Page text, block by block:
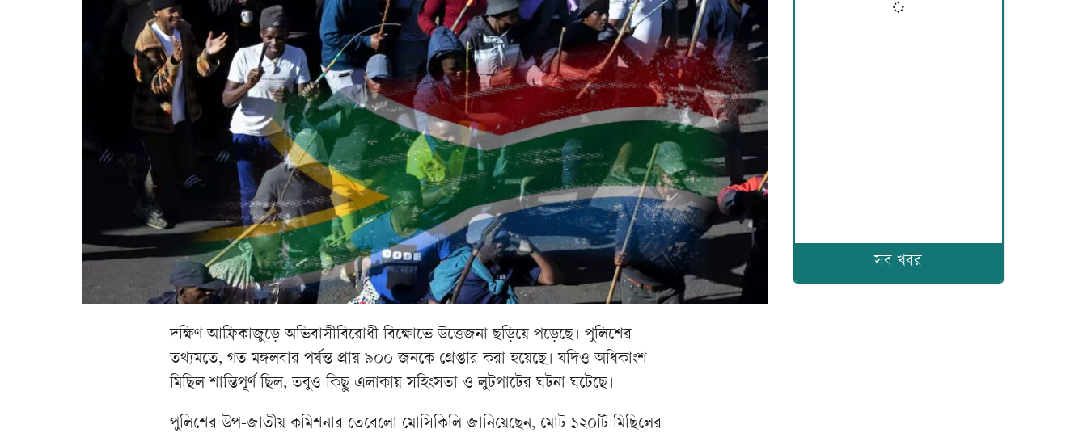
দক্ষিণ আফ্রিকাজুড়ে অভিবাসীবিরোধী বিক্ষোভে উত্তেজনা ছড়িয়ে পড়েছে। পুলিশের
তথ্যমতে, গত মঙ্গলবার পর্যন্ত প্রায় ৯০০ জনকে গ্রেপ্তার করা হয়েছে। যদিও অধিকাংশ
মিছিল শান্তিপূর্ণ ছিল, তবুও কিছু এলাকায় সহিংসতা ও লুটপাটের ঘটনা ঘটেছে।
পুলিশের উপ-জাতীয় কমিশনার তেবেলো মোসিকিলি জানিয়েছেন, মোট ১২০টি মিছিলের
সব খবর